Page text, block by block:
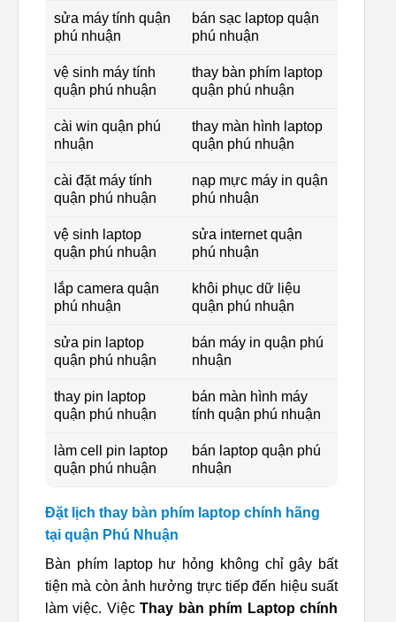
sửa máy tính quận
phú nhuận
bán sạc laptop quận
phú nhuận
vệ sinh máy tính
quận phú nhuận
thay bàn phím laptop
quận phú nhuận
cài win quận phú
nhuận
thay màn hình laptop
quận phú nhuận
cài đặt máy tính
quận phú nhuận
nạp mực máy in quận
phú nhuận
vệ sinh laptop
quận phú nhuận
sửa internet quận
phú nhuận
lắp camera quận
phú nhuận
khôi phục dữ liệu
quận phú nhuận
sửa pin laptop
quận phú nhuận
bán máy in quận phú
nhuận
thay pin laptop
quận phú nhuận
bán màn hình máy
tính quận phú nhuận
làm cell pin laptop
quận phú nhuận
bán laptop quận phú
nhuận
Đặt lịch thay bàn phím laptop chính hãng
tại quận Phú Nhuận
Bàn phím laptop hư hỏng không chỉ gây bất
tiện mà còn ảnh hưởng trực tiếp đến hiệu suất
làm việc. ViệcThay bàn phím Laptop chính